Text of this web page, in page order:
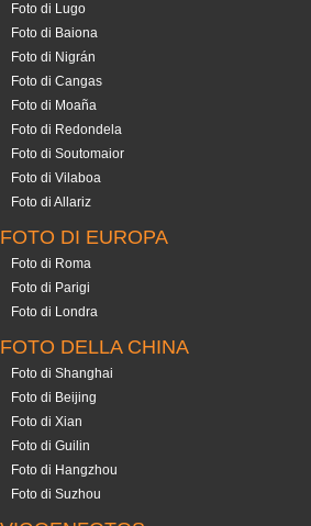
Foto di Lugo
Foto di Baiona
Foto di Nigrán
Foto di Cangas
Foto di Moaña
Foto di Redondela
Foto di Soutomaior
Foto di Vilaboa
Foto di Allariz
FOTO DI EUROPA
Foto di Roma
Foto di Parigi
Foto di Londra
FOTO DELLA CHINA
Foto di Shanghai
Foto di Beijing
Foto di Xian
Foto di Guilin
Foto di Hangzhou
Foto di Suzhou